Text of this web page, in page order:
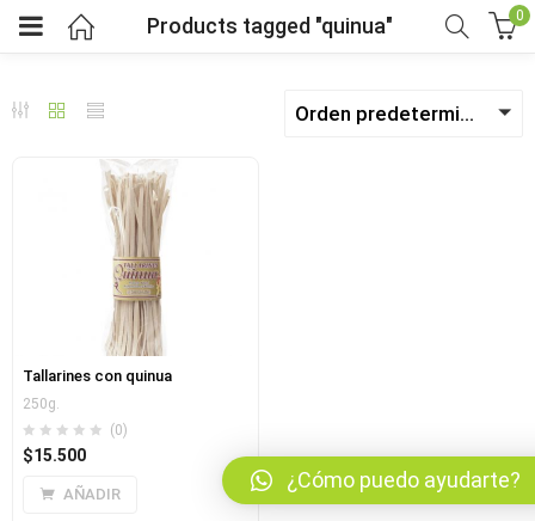
(Viveres)
(Salud y bienestar)
(Mercado por tipo de dieta)
(Horarios y pedidos)
(Nosotros)
Products tagged "quinua" 0
Orden predeterminado
Tallarines con quinua
250g.
(0)
$15.500
AÑADIR
¿Cómo puedo ayudarte?